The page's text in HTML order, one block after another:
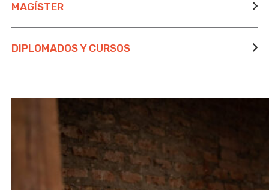
MAGÍSTER
DIPLOMADOS Y CURSOS